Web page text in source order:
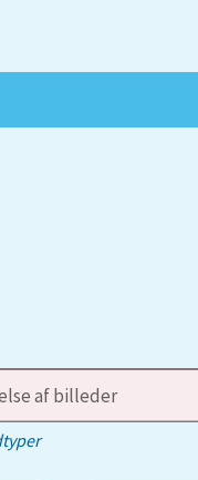
af billeder